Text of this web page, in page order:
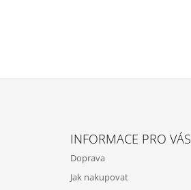
INFORMACE PRO VÁS
Doprava
Jak nakupovat